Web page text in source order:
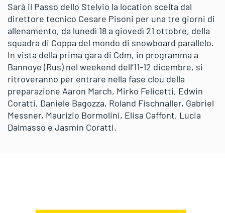
Sarà il Passo dello Stelvio la location scelta dal
direttore tecnico Cesare Pisoni per una tre giorni di
allenamento, da lunedì 18 a giovedì 21 ottobre, della
squadra di Coppa del mondo di snowboard parallelo.
In vista della prima gara di Cdm, in programma a
Bannoye (Rus) nel weekend dell’11-12 dicembre, si
ritroveranno per entrare nella fase clou della
preparazione Aaron March, Mirko Felicetti, Edwin
Coratti, Daniele Bagozza, Roland Fischnaller, Gabriel
Messner, Maurizio Bormolini, Elisa Caffont, Lucia
Dalmasso e Jasmin Coratti.